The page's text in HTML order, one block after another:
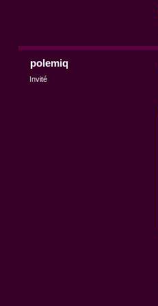
polemiq
Invité